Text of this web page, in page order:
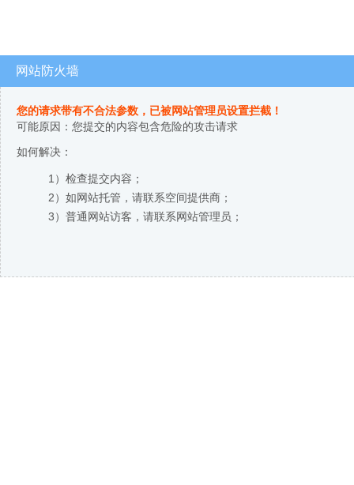
网站防火墙
您的请求带有不合法参数，已被网站管理员设置拦截！
可能原因：您提交的内容包含危险的攻击请求
如何解决：
1）检查提交内容；
2）如网站托管，请联系空间提供商；
3）普通网站访客，请联系网站管理员；